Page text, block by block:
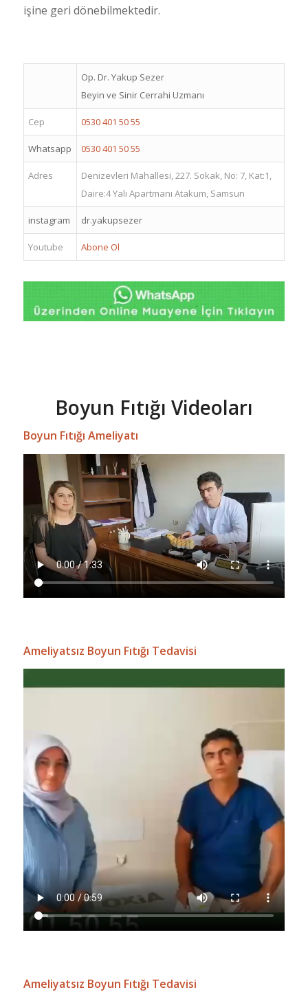
işine geri dönebilmektedir.
Op. Dr. Yakup Sezer
Beyin ve Sinir Cerrahi Uzmanı
Cep 0530 401 50 55
Whatsapp 0530 401 50 55
Adres
Denizevleri Mahallesi, 227. Sokak, No: 7, Kat:1,
Daire:4 Yalı Apartmanı Atakum, Samsun
instagram dr.yakupsezer
Youtube Abone Ol
Boyun Fıtığı Videoları
Boyun Fıtığı Ameliyatı
Ameliyatsız Boyun Fıtığı Tedavisi
Ameliyatsız Boyun Fıtığı Tedavisi